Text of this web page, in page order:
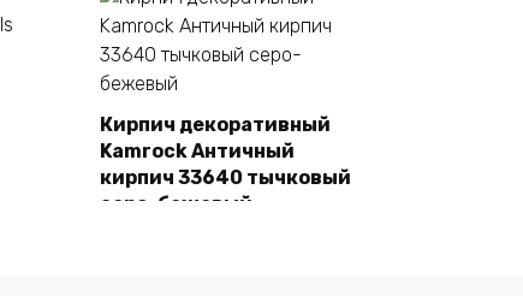
В корзину
Кирпич декоративный
Kamrock Античный
кирпич 33640 тычковый
серо-бежевый